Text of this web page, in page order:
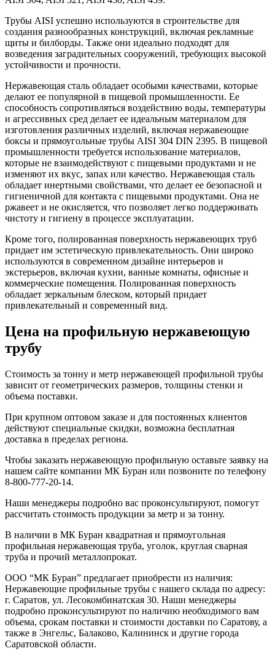
Трубы AISI успешно используются в строительстве для
создания разнообразных конструкций, включая рекламные
щиты и билборды. Также они идеально подходят для
возведения заградительных сооружений, требующих высокой
устойчивости и прочности.
Нержавеющая сталь обладает особыми качествами, которые
делают ее популярной в пищевой промышленности. Ее
способность сопротивляться воздействию воды, температуры
и агрессивных сред делает ее идеальным материалом для
изготовления различных изделий, включая нержавеющие
боксы и прямоугольные трубы AISI 304 DIN 2395. В пищевой
промышленности требуется использование материалов,
которые не взаимодействуют с пищевыми продуктами и не
изменяют их вкус, запах или качество. Нержавеющая сталь
обладает инертными свойствами, что делает ее безопасной и
гигиеничной для контакта с пищевыми продуктами. Она не
ржавеет и не окисляется, что позволяет легко поддерживать
чистоту и гигиену в процессе эксплуатации.
Кроме того, полированная поверхность нержавеющих труб
придает им эстетическую привлекательность. Они широко
используются в современном дизайне интерьеров и
экстерьеров, включая кухни, ванные комнаты, офисные и
коммерческие помещения. Полированная поверхность
обладает зеркальным блеском, который придает
привлекательный и современный вид.
Цена на профильную нержавеющую
трубу
Стоимость за тонну и метр нержавеющей профильной трубы
зависит от геометрических размеров, толщины стенки и
объема поставки.
При крупном оптовом заказе и для постоянных клиентов
действуют специальные скидки, возможна бесплатная
доставка в пределах региона.
Чтобы заказать нержавеющую профильную оставьте заявку на
нашем сайте компании МК Буран или позвоните по телефону
8-800-777-20-14.
Наши менеджеры подробно вас проконсультируют, помогут
рассчитать стоимость продукции за метр и за тонну.
В наличии в МК Буран квадратная и прямоугольная
профильная нержавеющая труба, уголок, круглая сварная
труба и прочий металлопрокат.
ООО “МК Буран” предлагает приобрести из наличия:
Нержавеющие профильные трубы с нашего склада по адресу:
г. Саратов, ул. Лесокомбинатская 30. Наши менеджеры
подробно проконсультируют по наличию необходимого вам
объема, срокам поставки и стоимости доставки по Саратову, а
также в Энгельс, Балаково, Калининск и другие города
Саратовской области.